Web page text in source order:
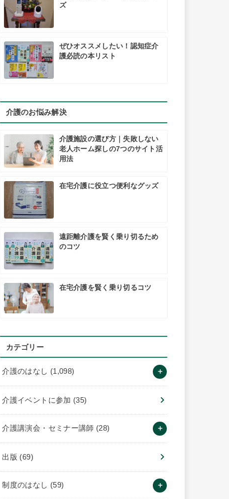
ズ
ぜひオススメしたい！認知症介
護必読の本リスト
介護のお悩み解決
介護施設の選び方｜失敗しない
老人ホーム探しの7つのサイト活
用法
在宅介護に役立つ便利なグッズ
遠距離介護を賢く乗り切るため
のコツ
在宅介護を賢く乗り切るコツ
カテゴリー
介護のはなし (1,098)
介護イベントに参加 (35)
介護講演会・セミナー講師 (28)
出版 (69)
制度のはなし (59)